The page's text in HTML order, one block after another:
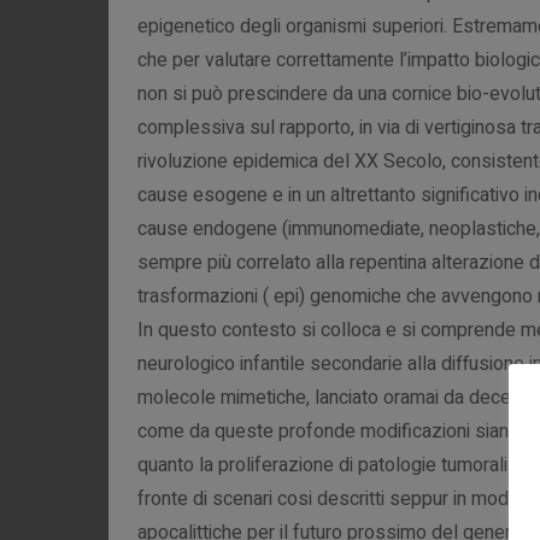
epigenetico degli organismi superiori.
che per valutare correttamente l’impatto
non si può prescindere da una cornice bio-
complessiva sul rapporto, in via di vertiginosa
rivoluzione epidemica del XX Secolo,
cause esogene e in un altrettanto significativo
cause endogene (immunomediate,
sempre più correlato alla repentina alterazione
trasformazioni ( epi) genomiche che
In questo contesto si colloca e si comprende
neurologico infantile secondarie alla diffusione
molecole mimetiche, lanciato oramai da
come da queste profonde modificazioni siano
quanto la proliferazione di patologie tumorali
fronte di scenari cosi descritti seppur in modo
apocalittiche per il futuro prossimo del genere